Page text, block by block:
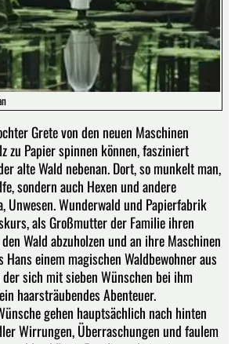
Grete von den neuen Maschinen
zu Papier spinnen können, fasziniert
alte Wald nebenan. Dort, so munkelt man,
sondern auch Hexen und andere
Unwesen. Wunderwald und Papierfabrik
als Großmutter der Familie ihren
Wald abzuholzen und an ihre Maschinen
einem magischen Waldbewohner aus
sich mit sieben Wünschen bei ihm
haarsträubendes Abenteuer.
gehen hauptsächlich nach hinten
Wirrungen, Überraschungen und faulem